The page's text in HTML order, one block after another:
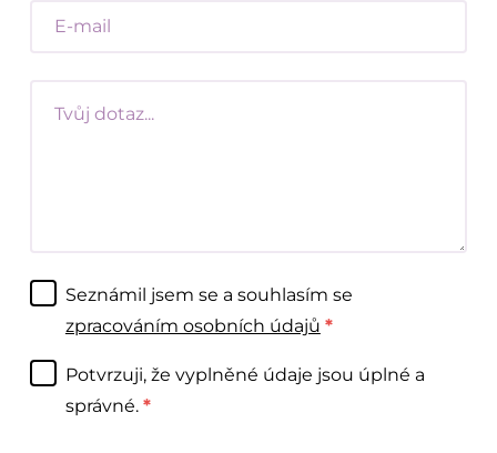
Seznámil jsem se a souhlasím se
zpracováním osobních údajů *
Potvrzuji, že vyplněné údaje jsou úplné a
správné. *